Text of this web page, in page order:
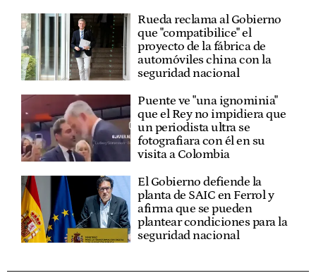
Rueda reclama al Gobierno
que "compatibilice" el
proyecto de la fábrica de
automóviles china con la
seguridad nacional
Puente ve "una ignominia"
que el Rey no impidiera que
un periodista ultra se
fotografiara con él en su
visita a Colombia
El Gobierno defiende la
planta de SAIC en Ferrol y
afirma que se pueden
plantear condiciones para la
seguridad nacional